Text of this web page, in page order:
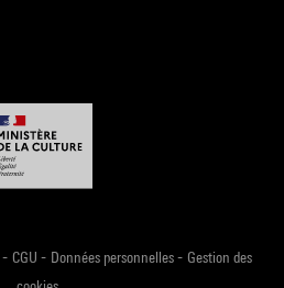
- CGU - Données personnelles- Gestion des